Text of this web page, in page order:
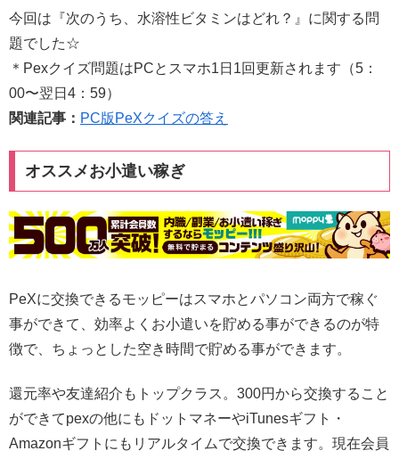
今回は『次のうち、水溶性ビタミンはどれ？』に関する問
題でした☆
＊Pexクイズ問題はPCとスマホ1日1回更新されます（5：
00〜翌日4：59）
関連記事： PC版PeXクイズの答え
オススメお小遣い稼ぎ
PeXに交換できるモッピーはスマホとパソコン両方で稼ぐ
事ができて、効率よくお小遣いを貯める事ができるのが特
徴で、ちょっとした空き時間で貯める事ができます。
還元率や友達紹介もトップクラス。300円から交換すること
ができてpexの他にもドットマネーやiTunesギフト・
Amazonギフトにもリアルタイムで交換できます。現在会員